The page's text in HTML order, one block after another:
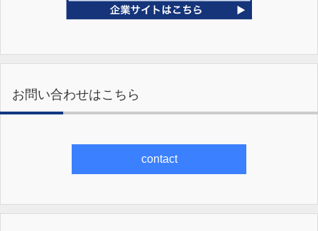
お問い合わせはこちら
contact